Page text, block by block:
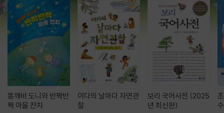
똥깨비 도니와 반짝반
짝 마을 잔치
이다의 날마다 자연관
찰
보리 국어사전 (2025
년 최신판)